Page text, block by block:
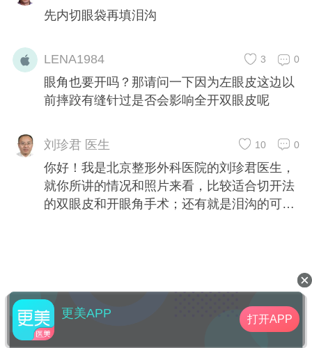
先内切眼袋再填泪沟
LENA1984 0
3
眼角也要开吗？那请问一下因为左眼皮这边以
前摔跤有缝针过是否会影响全开双眼皮呢
刘珍君 医生 0
10
你好！我是北京整形外科医院的刘珍君医生，
就你所讲的情况和照片来看，比较适合切开法
的双眼皮和开眼角手术；还有就是泪沟的可能
更美APP 打开APP